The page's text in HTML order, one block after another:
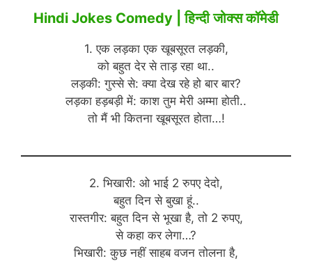
Hindi Jokes Comedy | हिन्दी जोक्स कॉमेडी
1. एक लड़का एक खूबसूरत लड़की,
को बहुत देर से ताड़ रहा था..
लड़की: गुस्से से: क्या देख रहे हो बार बार?
लड़का हड़बड़ी में: काश तुम मेरी अम्मा होती..
तो मैं भी कितना खूबसूरत होता…!
2. भिखारी: ओ भाई 2 रुपए देदो,
बहुत दिन से बुखा हूं..
रास्तगीर: बहुत दिन से भूखा है, तो 2 रुपए,
से कहा कर लेगा…?
भिखारी: कुछ नहीं साहब वजन तोलना है,